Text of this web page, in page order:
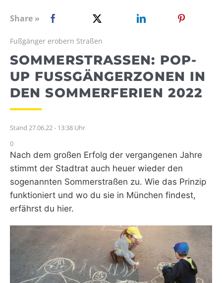
WEBRADIO
Share »
Fußgänger erobern Straßen
SOMMERSTRASSEN: POP-U
P FUSSGÄNGERZONEN IN DE
N SOMMERFERIEN 2022
Stand 27.06.22 - 13:38 Uhr
0
Nach dem großen Erfolg der vergangenen Jahre
stimmt der Stadtrat auch heuer wieder den
sogenannten Sommerstraßen zu. Wie das Prinzip
funktioniert und wo du sie in München findest,
erfährst du hier.